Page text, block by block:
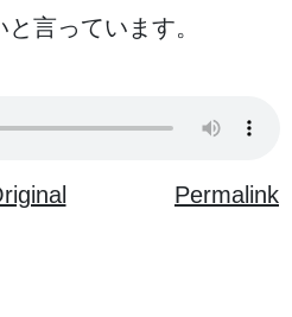
と言っています。
Permalink